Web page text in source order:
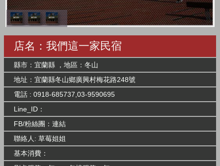
店名：我們這一家民宿
縣市：宜蘭縣 ，地區：冬山
地址：宜蘭縣冬山鄉廣興村梅花路248號
電話 : 0918-685737,03-9590695
Line_ID：
FB/粉絲團： 連結
聯絡人: 草莓姐姐
基本消費：